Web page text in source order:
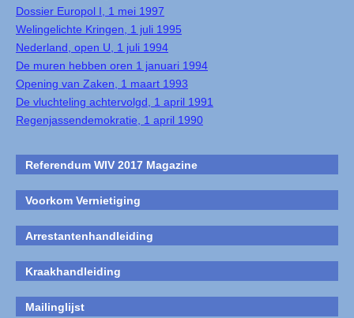
Dossier Europol I, 1 mei 1997
Welingelichte Kringen, 1 juli 1995
Nederland, open U, 1 juli 1994
De muren hebben oren 1 januari 1994
Opening van Zaken, 1 maart 1993
De vluchteling achtervolgd, 1 april 1991
Regenjassendemokratie, 1 april 1990
Referendum WIV 2017 Magazine
Voorkom Vernietiging
Arrestantenhandleiding
Kraakhandleiding
Mailinglijst